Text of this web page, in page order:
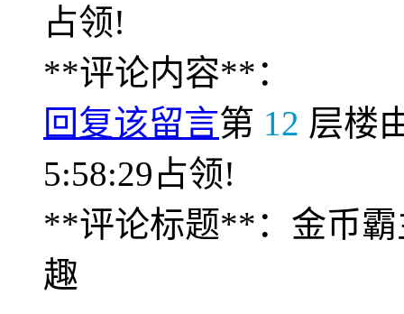
占领!
**评论内容**：
回复该留言第 12 层楼
5:58:29占领!
**评论标题**：金币霸
趣